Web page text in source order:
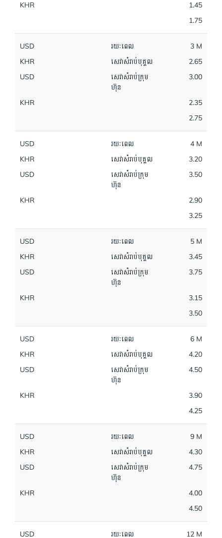
KHR
1.45
1.75
USD រយៈពេល
3 M
KHR
សេវាសំរាប់បុគ្គល
2.65
USD
សេវាសំរាប់ក្រុម
ហ៊ុន
3.00
KHR
2.35
2.75
USD រយៈពេល
4 M
KHR
សេវាសំរាប់បុគ្គល
3.20
USD
សេវាសំរាប់ក្រុម
ហ៊ុន
3.50
KHR
2.90
3.25
USD រយៈពេល
5 M
KHR
សេវាសំរាប់បុគ្គល
3.45
USD
សេវាសំរាប់ក្រុម
ហ៊ុន
3.75
KHR
3.15
3.50
USD រយៈពេល
6 M
KHR
សេវាសំរាប់បុគ្គល
4.20
USD
សេវាសំរាប់ក្រុម
ហ៊ុន
4.50
KHR
3.90
4.25
USD រយៈពេល
9 M
KHR
សេវាសំរាប់បុគ្គល
4.30
USD
សេវាសំរាប់ក្រុម
ហ៊ុន
4.75
KHR
4.00
4.50
USD រយៈពេល
12 M